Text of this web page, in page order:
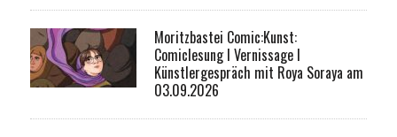
Moritzbastei Comic:Kunst:
Comiclesung I Vernissage I
Künstlergespräch mit Roya Soraya am
03.09.2026